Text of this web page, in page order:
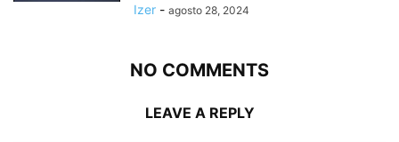
Izer - agosto 28, 2024
NO COMMENTS
LEAVE A REPLY